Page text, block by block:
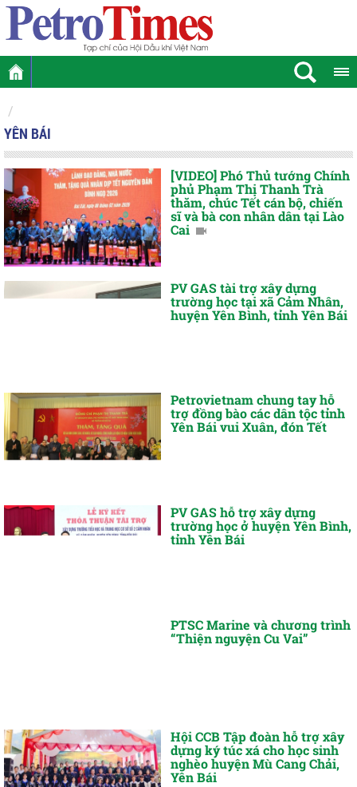
YÊN BÁI
[VIDEO] Phó Thủ tướng Chính
phủ Phạm Thị Thanh Trà
thăm, chúc Tết cán bộ, chiến
sĩ và bà con nhân dân tại Lào
Cai
PV GAS tài trợ xây dựng
trường học tại xã Cảm Nhân,
huyện Yên Bình, tỉnh Yên Bái
Petrovietnam chung tay hỗ
trợ đồng bào các dân tộc tỉnh
Yên Bái vui Xuân, đón Tết
PV GAS hỗ trợ xây dựng
trường học ở huyện Yên Bình,
tỉnh Yên Bái
PTSC Marine và chương trình
“Thiện nguyện Cu Vai”
Hội CCB Tập đoàn hỗ trợ xây
dựng ký túc xá cho học sinh
nghèo huyện Mù Cang Chải,
Yên Bái